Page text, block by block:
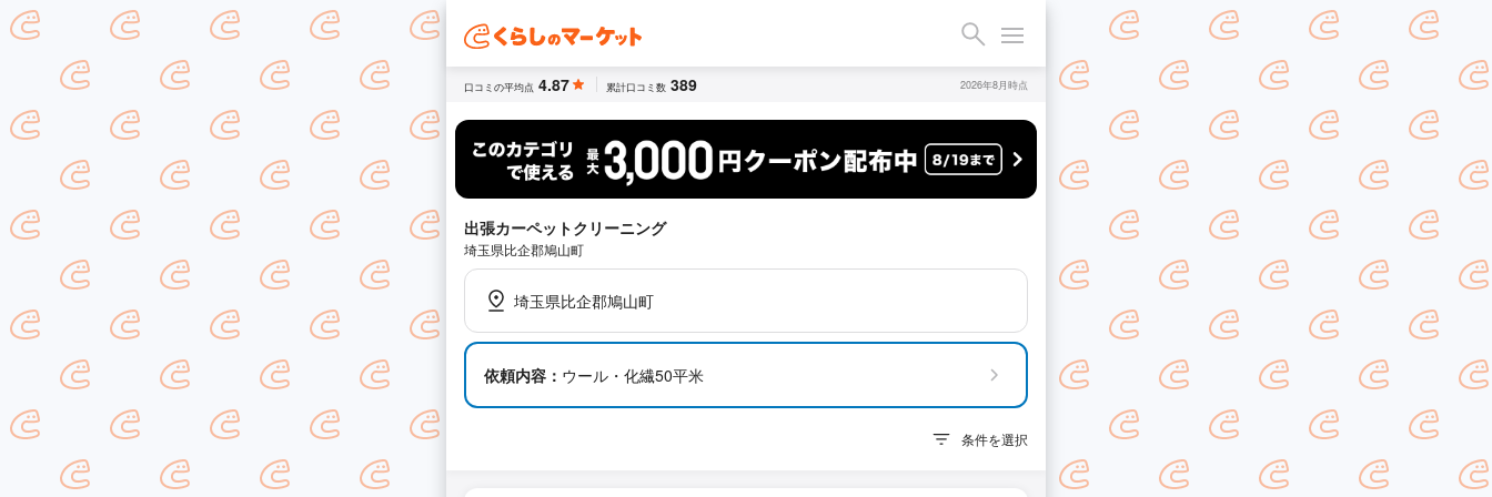
口コミの平均点 4.87 累計口コミ数 389 2026年8月時点
出張カーペットクリーニング
埼玉県比企郡鳩山町
埼玉県比企郡鳩山町
依頼内容： ウール・化繊50平米
条件を選択